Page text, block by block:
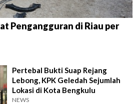
Pengangguran di Riau per
Pertebal Bukti Suap Rejang
Lebong, KPK Geledah Sejumlah
Lokasi di Kota Bengkulu
NEWS